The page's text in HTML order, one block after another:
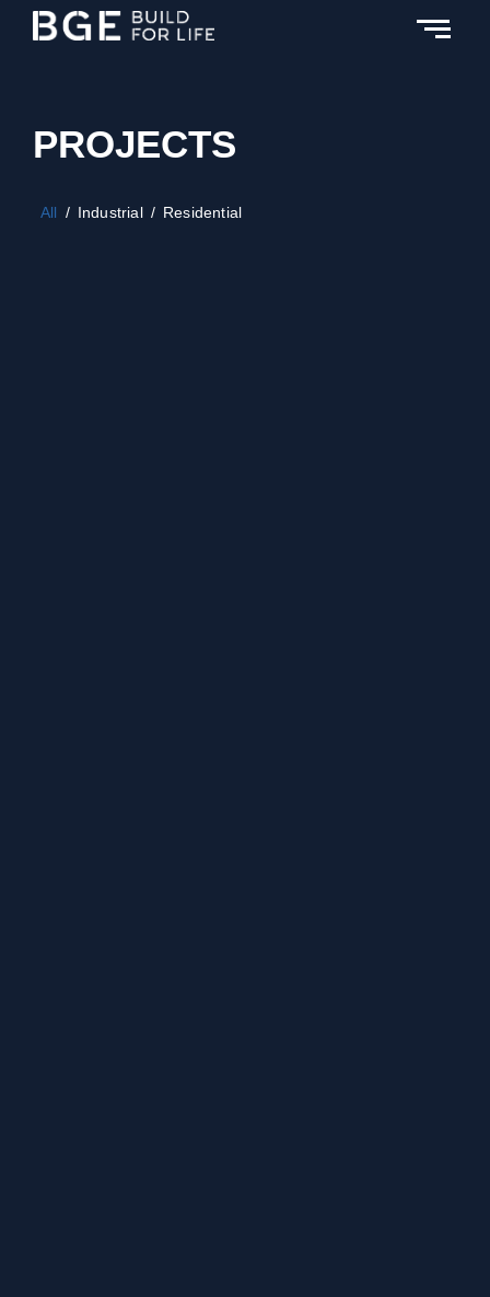
PROJECTS
All / Industrial / Residential